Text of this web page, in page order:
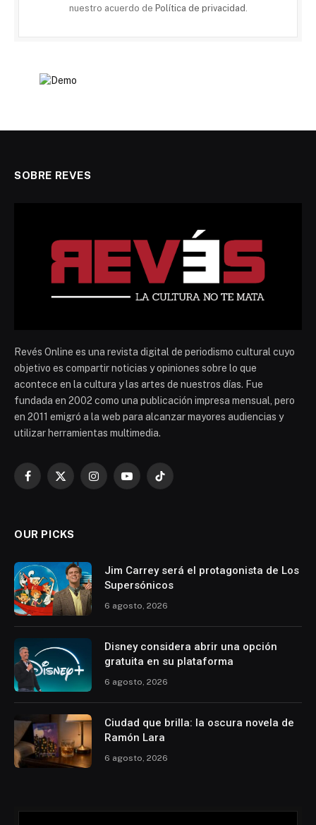
nuestro acuerdo de Política de privacidad .
SOBRE REVES
Revés Online es una revista digital de periodismo cultural cuyo
objetivo es compartir noticias y opiniones sobre lo que
acontece en la cultura y las artes de nuestros días. Fue
fundada en 2002 como una publicación impresa mensual, pero
en 2011 emigró a la web para alcanzar mayores audiencias y
utilizar herramientas multimedia.
Facebook
X
InstagramYouTubeTikTok
OUR PICKS
Jim Carrey será el protagonista de Los
Supersónicos
6 agosto, 2026
Disney considera abrir una opción
gratuita en su plataforma
6 agosto, 2026
Ciudad que brilla: la oscura novela de
Ramón Lara
6 agosto, 2026